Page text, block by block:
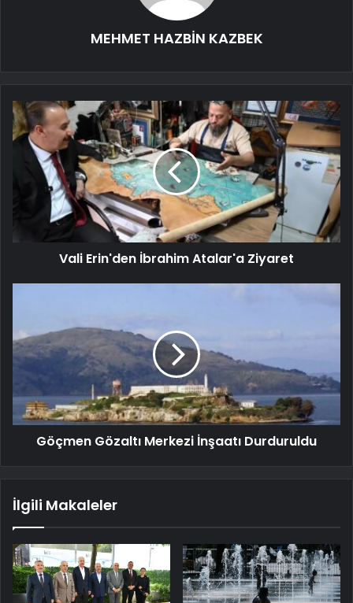
MEHMET HAZBİN KAZBEK
Vali Erin'den İbrahim Atalar'a Ziyaret
Göçmen Gözaltı Merkezi İnşaatı Durduruldu
İlgili Makaleler